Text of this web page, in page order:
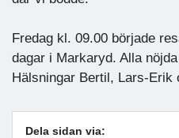
Fredag kl. 09.00 började
dagar i Markaryd. Alla
Hälsningar Bertil, Lars-Erik
Dela sidan via: